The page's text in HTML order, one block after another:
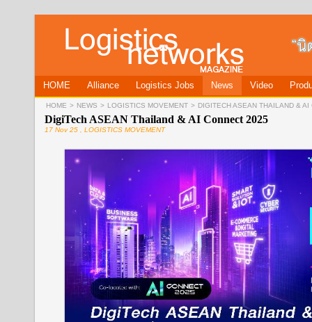
HOME Alliance Logistics Jobs News Video
HOME > NEWS > LOGISTICS MOVEMENT > DIGITECH ASEAN THAILAND &
DigiTech ASEAN Thailand & AI Connect 2025
17 Nov 25 , LOGISTICS MOVEMENT